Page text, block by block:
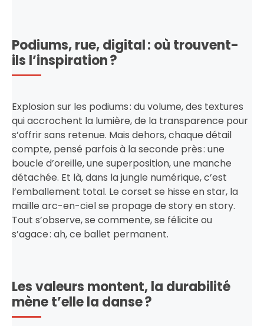
Podiums, rue, digital : où trouvent-
ils l’inspiration ?
Explosion sur les podiums : du volume, des textures
qui accrochent la lumière, de la transparence pour
s’offrir sans retenue. Mais dehors, chaque détail
compte, pensé parfois à la seconde près : une
boucle d’oreille, une superposition, une manche
détachée. Et là, dans la jungle numérique, c’est
l’emballement total. Le corset se hisse en star, la
maille arc-en-ciel se propage de story en story.
Tout s’observe, se commente, se félicite ou
s’agace : ah, ce ballet permanent.
Les valeurs montent, la durabilité
mène t’elle la danse ?